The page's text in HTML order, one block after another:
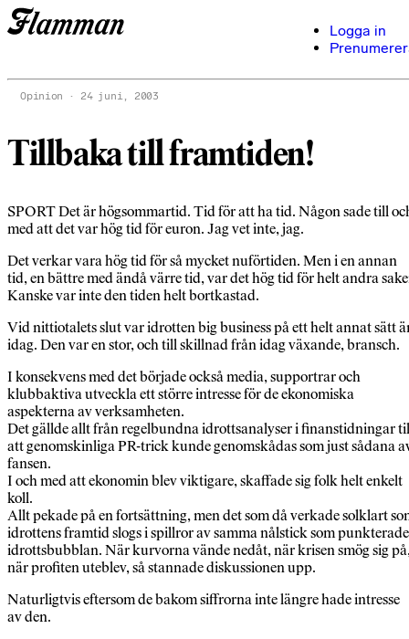
Logga in
Opinion 24 juni, 2003
Tillbaka till framtiden!
SPORT Det är högsommartid. Tid för att ha tid. Någon sade till
med att det var hög tid för euron. Jag vet inte, jag.
Det verkar vara hög tid för så mycket nuförtiden. Men i en annan
tid, en bättre med ändå värre tid, var det hög tid för helt andra
Kanske var inte den tiden helt bortkastad.
Vid nittiotalets slut var idrotten big business på ett helt annat sätt
idag. Den var en stor, och till skillnad från idag växande, bransch.
I konsekvens med det började också media, supportrar och
klubbaktiva utveckla ett större intresse för de ekonomiska
aspekterna av verksamheten.
Det gällde allt från regelbundna idrottsanalyser i finanstidningar
att genomskinliga PR-trick kunde genomskådas som just sådana
fansen.
I och med att ekonomin blev viktigare, skaffade sig folk helt enkelt
koll.
Allt pekade på en fortsättning, men det som då verkade solklart
idrottens framtid slogs i spillror av samma nålstick som punkterade
idrottsbubblan. När kurvorna vände nedåt, när krisen smög sig
när profiten uteblev, så stannade diskussionen upp.
Naturligtvis eftersom de bakom siffrorna inte längre hade intresse
av den.